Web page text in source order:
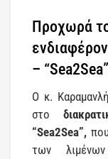
Προχωρά
– “Sea2Sea”
Ο κ.
στο
“Sea2Sea”,
των